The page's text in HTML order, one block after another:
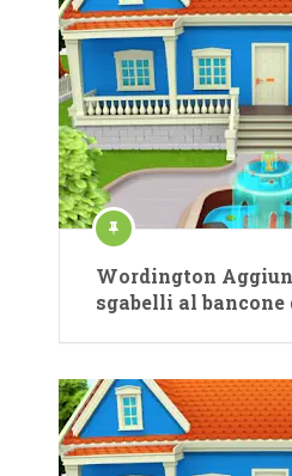
Wordington
sgabelli al bancone